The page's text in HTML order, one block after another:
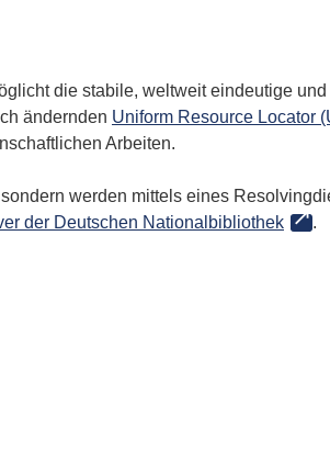
die stabile, weltweit eindeutige
ändernden Uniform Resource Locator
Arbeiten.
werden mittels eines
der Deutschen Nationalbibliothek .